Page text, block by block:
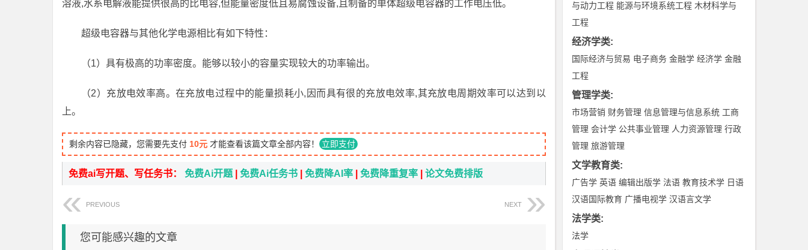
溶液,水系电解液能提供很高的比电容,但能量密度低且易腐蚀设备,且制备的单体超级电容器的工作电压低。
超级电容器与其他化学电源相比有如下特性：
（1）具有极高的功率密度。能够以较小的容量实现较大的功率输出。
（2）充放电效率高。在充放电过程中的能量损耗小,因而具有很的充放电效率,其充放电周期效率可以达到以
上。
剩余内容已隐藏，您需要先支付 10元 才能查看该篇文章全部内容！ 立即支付
免费ai写开题、写任务书： 免费Ai开题 免费Ai任务书 免费降AI率 免费降重复率 论文免费排版
PREVIOUS NEXT
您可能感兴趣的文章
与动力工程 能源与环境系统工程 木材科学与
工程
经济学类:
国际经济与贸易 电子商务 金融学 经济学 金融
工程
管理学类:
市场营销 财务管理 信息管理与信息系统 工商
管理 会计学 公共事业管理 人力资源管理 行政
管理 旅游管理
文学教育类:
广告学 英语 编辑出版学 法语 教育技术学 日语
汉语国际教育 广播电视学 汉语言文学
法学类:
法学